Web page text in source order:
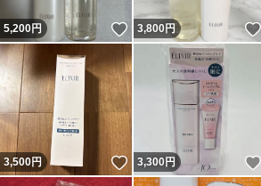
5,200円 いいね！
3,800円
3,500円 いいね！
3,300円